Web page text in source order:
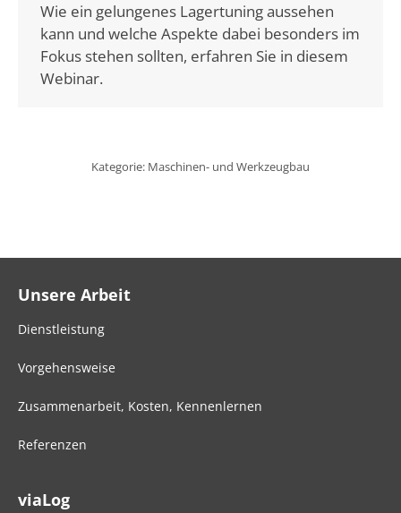
Wie ein gelungenes Lagertuning aussehen
kann und welche Aspekte dabei besonders im
Fokus stehen sollten, erfahren Sie in diesem
Webinar.
Kategorie: Maschinen- und Werkzeugbau
Unsere Arbeit
Dienstleistung
Vorgehensweise
Zusammenarbeit, Kosten, Kennenlernen
Referenzen
viaLog